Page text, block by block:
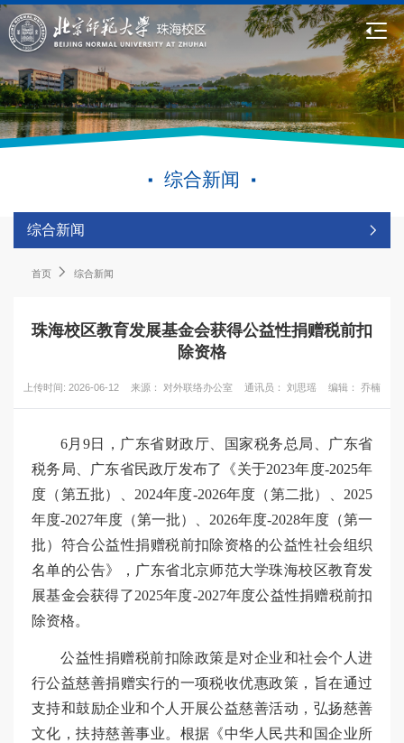
综合新闻
综合新闻
首页 综合新闻
珠海校区教育发展基金会获得公益性捐赠税前扣
除资格
上传时间: 2026-06-12 来源： 对外联络办公室 通讯员： 刘思瑶 编辑： 乔楠
6月9日，广东省财政厅、国家税务总局、广东省
税务局、广东省民政厅发布了《关于2023年度-2025年
度（第五批）、2024年度-2026年度（第二批）、2025
年度-2027年度（第一批）、2026年度-2028年度（第一
批）符合公益性捐赠税前扣除资格的公益性社会组织
名单的公告》，广东省北京师范大学珠海校区教育发
展基金会获得了2025年度-2027年度公益性捐赠税前扣
除资格。
公益性捐赠税前扣除政策是对企业和社会个人进
行公益慈善捐赠实行的一项税收优惠政策，旨在通过
支持和鼓励企业和个人开展公益慈善活动，弘扬慈善
文化，扶持慈善事业。根据《中华人民共和国企业所